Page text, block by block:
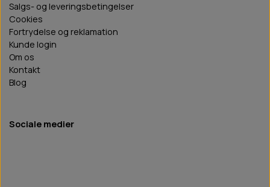
Salgs- og leveringsbetingelser
Cookies
Fortrydelse og reklamation
Kunde login
Om os
Kontakt
Blog
Sociale medier